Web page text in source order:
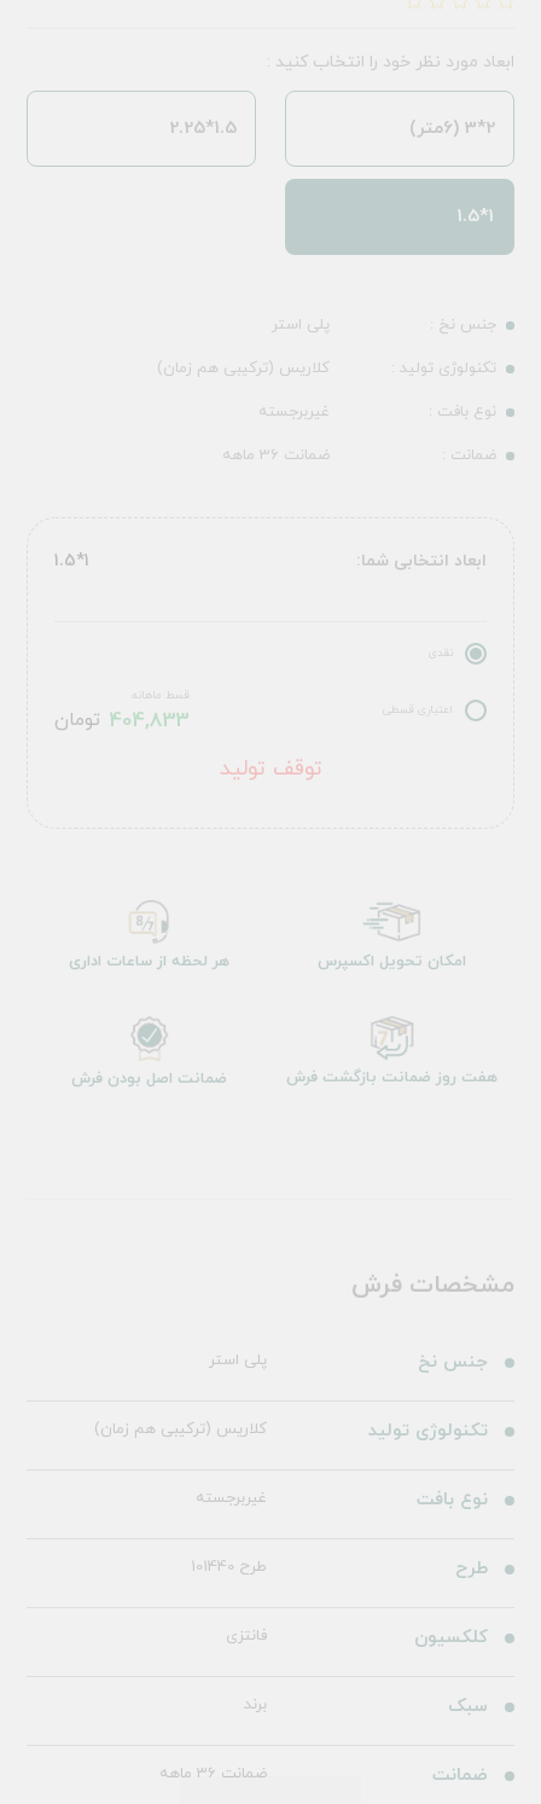
جنس نخ :
پلی استر
تکنولوژی تولید :
کلاریس (ترکیبی هم زمان)
نوع بافت :
غیربرجسته
ضمانت :
ضمانت 36 ماهه
ابعاد مورد نظر خود را انتخاب کنید :
2*3 (6متر) 1.5*2.25
1*1.5
ابعاد انتخابی شما: 1*1.5
نقدی
اعتباری قسطی
قسط ماهانه
404,833 تومان
توقف تولید
امکان تحویل اکسپرس هر لحظه از ساعات اداری
هفت روز ضمانت بازگشت فرش ضمانت اصل بودن فرش
مشخصات فرش
جنس نخ پلی استر
تکنولوژی تولید کلاریس (ترکیبی هم زمان)
نوع بافت غیربرجسته
طرح طرح 101440
کلکسیون فانتزی
سبک برند
ضمانت ضمانت 36 ماهه